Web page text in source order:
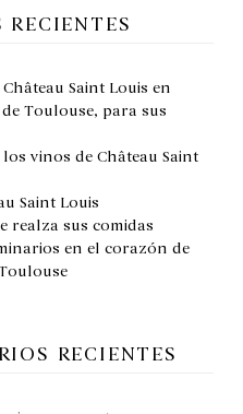
RECIENTES
Saint Louis en
Toulouse, para sus
vinos de Château Saint
Saint Louis
realza sus comidas
en el corazón de
RECIENTES